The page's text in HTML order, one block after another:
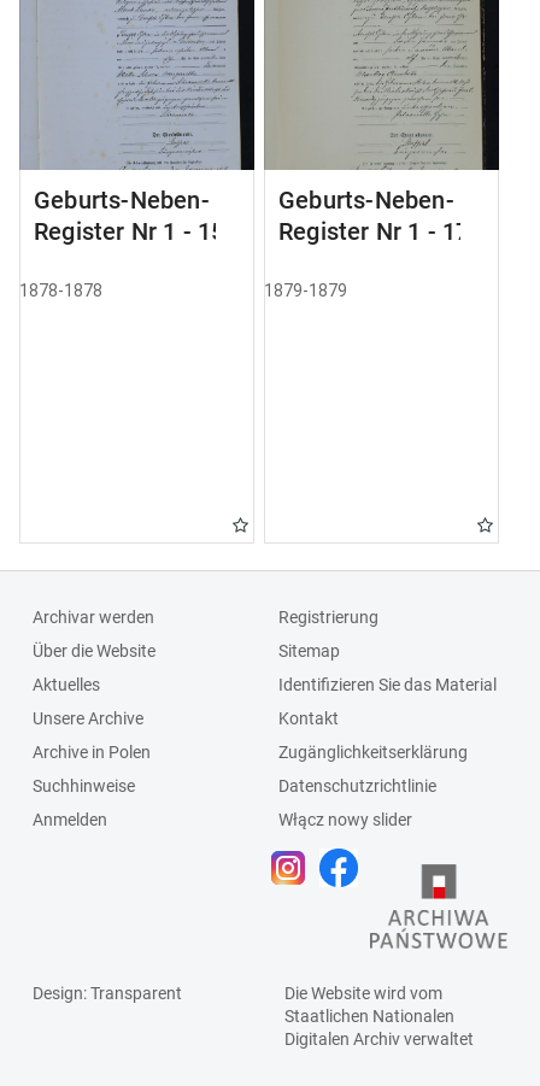
Geburts-Neben-
Register Nr 1 - 155
1878-1878
Geburts-Neben-
Register Nr 1 - 179
1879-1879
Archivar werden
Über die Website
Aktuelles
Unsere Archive
Archive in Polen
Suchhinweise
Anmelden
Registrierung
Sitemap
Identifizieren Sie das Material
Kontakt
Zugänglichkeitserklärung
Datenschutzrichtlinie
Włącz nowy slider
Design: Transparent
Die Website wird vom
Staatlichen Nationalen
Digitalen Archivverwaltet